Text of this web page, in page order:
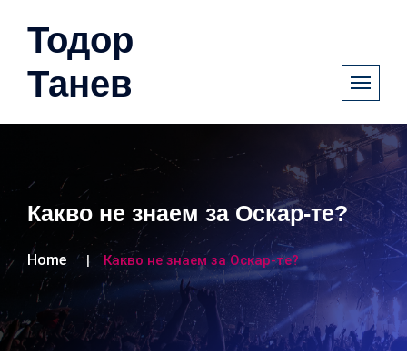
Тодор
Танев
Какво не знаем за Оскар-те?
Home Какво не знаем за Оскар-те?